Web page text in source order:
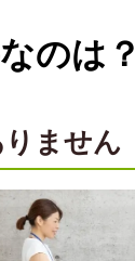
のは？
ません